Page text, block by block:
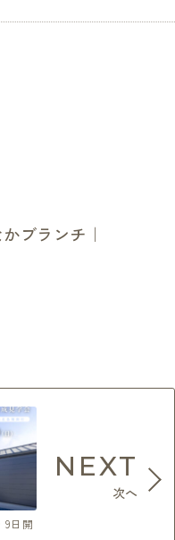
ブランチ｜
9日開
NEXT
次へ